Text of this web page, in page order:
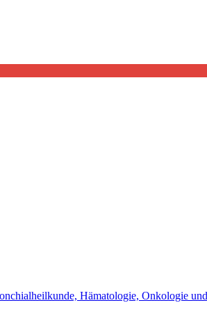
Hämatologie, Onkologie